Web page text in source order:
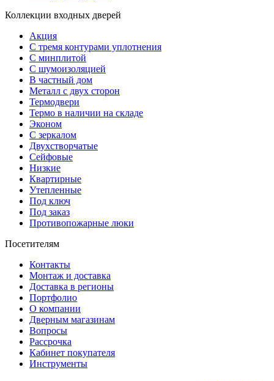
Коллекции входных дверей
Акция
С тремя контурами уплотнения
С минплитой
С шумоизоляцией
В частный дом
Металл с двух сторон
Термодвери
Термо в наличии на складе
Эконом
С зеркалом
Двухстворчатые
Сейфовые
Низкие
Квартирные
Утепленные
Под ключ
Под заказ
Противопожарные люки
Посетителям
Контакты
Монтаж и доставка
Доставка в регионы
Портфолио
О компании
Дверным магазинам
Вопросы
Рассрочка
Кабинет покупателя
Инструменты